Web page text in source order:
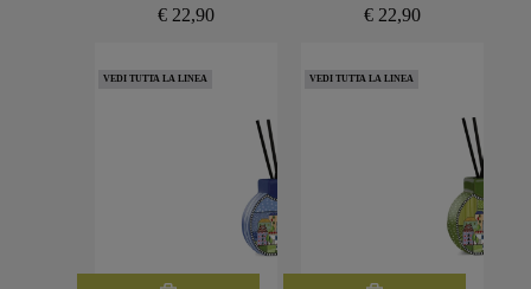
€ 22,90
€ 22,90
VEDI TUTTA LA LINEA VEDI TUTTA LA LINEA